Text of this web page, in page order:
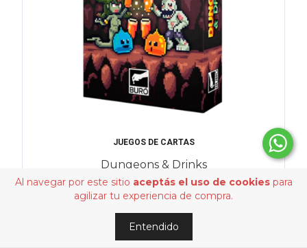
Al navegar por este sitio aceptás el uso de cookiespara
agilizar tu experiencia de compra.
Entendido
JUEGOS DE CARTAS
Dungeons & Drinks
₲163,152.99